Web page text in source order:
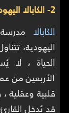
2- الكابالا اليهودية : الطريق السري لفهم الإله
الكابالا
اليهودية،
الحياة ، لا
الأربعين من
قلبية وعقلية
قد يُدخل